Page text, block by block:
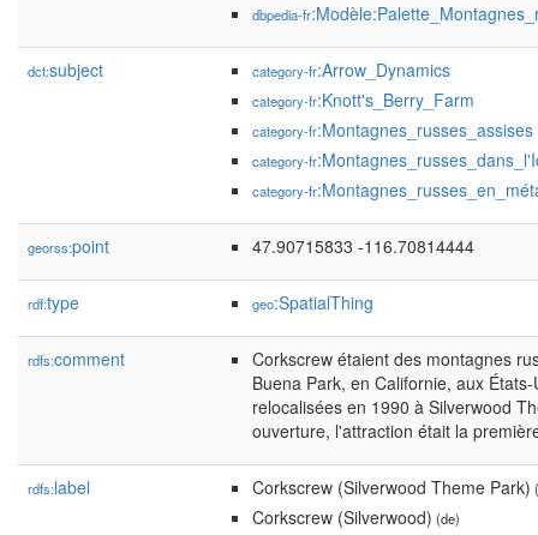
dbpedia-fr
dct:subject category-fr:Arrow_Dynamics
category-fr:Knott's_Berry_Farm
category-fr:Montagnes_russes_assises
category-fr
category-fr
georss:point 47.90715833 -116.70814444
rdf:type geo:SpatialThing
rdfs:comment
Corkscrew étaient des montagnes
Buena Park, en Californie, aux
relocalisées en 1990 à Silverwood
ouverture, l'attraction était la
rdfs:label Corkscrew (Silverwood Theme Park)
Corkscrew (Silverwood) (de)